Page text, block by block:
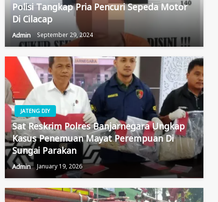
Polisi Tangkap Pria Pencuri Sepeda Motor
Di Cilacap
Admin September 29, 2024
JATENG DIY
Sat Reskrim Polres Banjarnegara Ungkap
Kasus Penemuan Mayat Perempuan Di
Sungai Parakan
Admin January 19, 2026